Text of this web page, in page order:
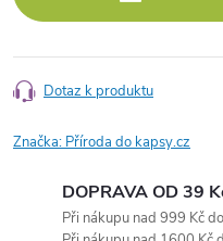
Dotaz k produktu
Značka: Příroda do kapsy.cz
DOPRAVA OD 39
Při nákupu nad 999 Kč